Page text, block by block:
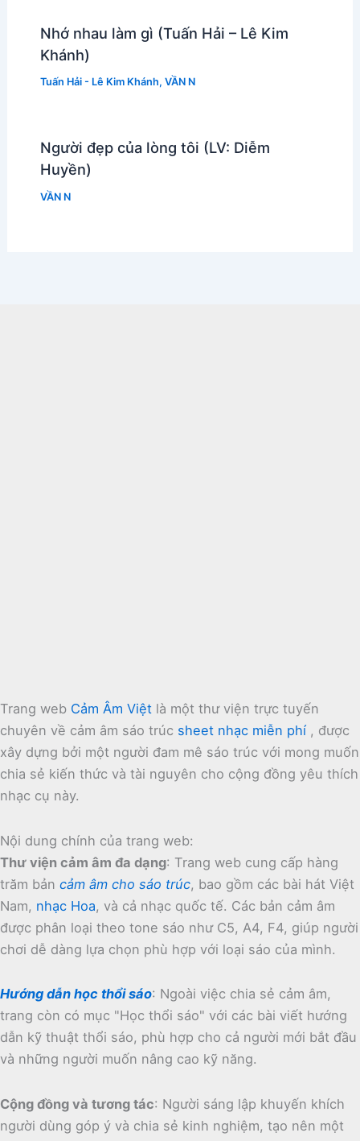
Nhớ nhau làm gì (Tuấn Hải – Lê Kim
Khánh)
Tuấn Hải - Lê Kim Khánh, VẦN N
Người đẹp của lòng tôi (LV: Diễm
Huyền)
VẦN N
Trang web Cảm Âm Việt là một thư viện trực tuyến
chuyên về cảm âm sáo trúc sheet nhạc miễn phí , được
xây dựng bởi một người đam mê sáo trúc với mong muốn
chia sẻ kiến thức và tài nguyên cho cộng đồng yêu thích
nhạc cụ này.
Nội dung chính của trang web:
Thư viện cảm âm đa dạng: Trang web cung cấp hàng
trăm bản cảm âm cho sáo trúc, bao gồm các bài hát Việt
Nam, nhạc Hoa, và cả nhạc quốc tế. Các bản cảm âm
được phân loại theo tone sáo như C5, A4, F4, giúp người
chơi dễ dàng lựa chọn phù hợp với loại sáo của mình.
Hướng dẫn học thổi sáo: Ngoài việc chia sẻ cảm âm,
trang còn có mục "Học thổi sáo" với các bài viết hướng
dẫn kỹ thuật thổi sáo, phù hợp cho cả người mới bắt đầu
và những người muốn nâng cao kỹ năng.
Cộng đồng và tương tác: Người sáng lập khuyến khích
người dùng góp ý và chia sẻ kinh nghiệm, tạo nên một